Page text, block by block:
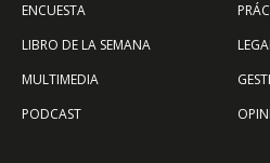
ENCUESTA
LIBRO DE LA SEMANA
MULTIMEDIA
PODCAST